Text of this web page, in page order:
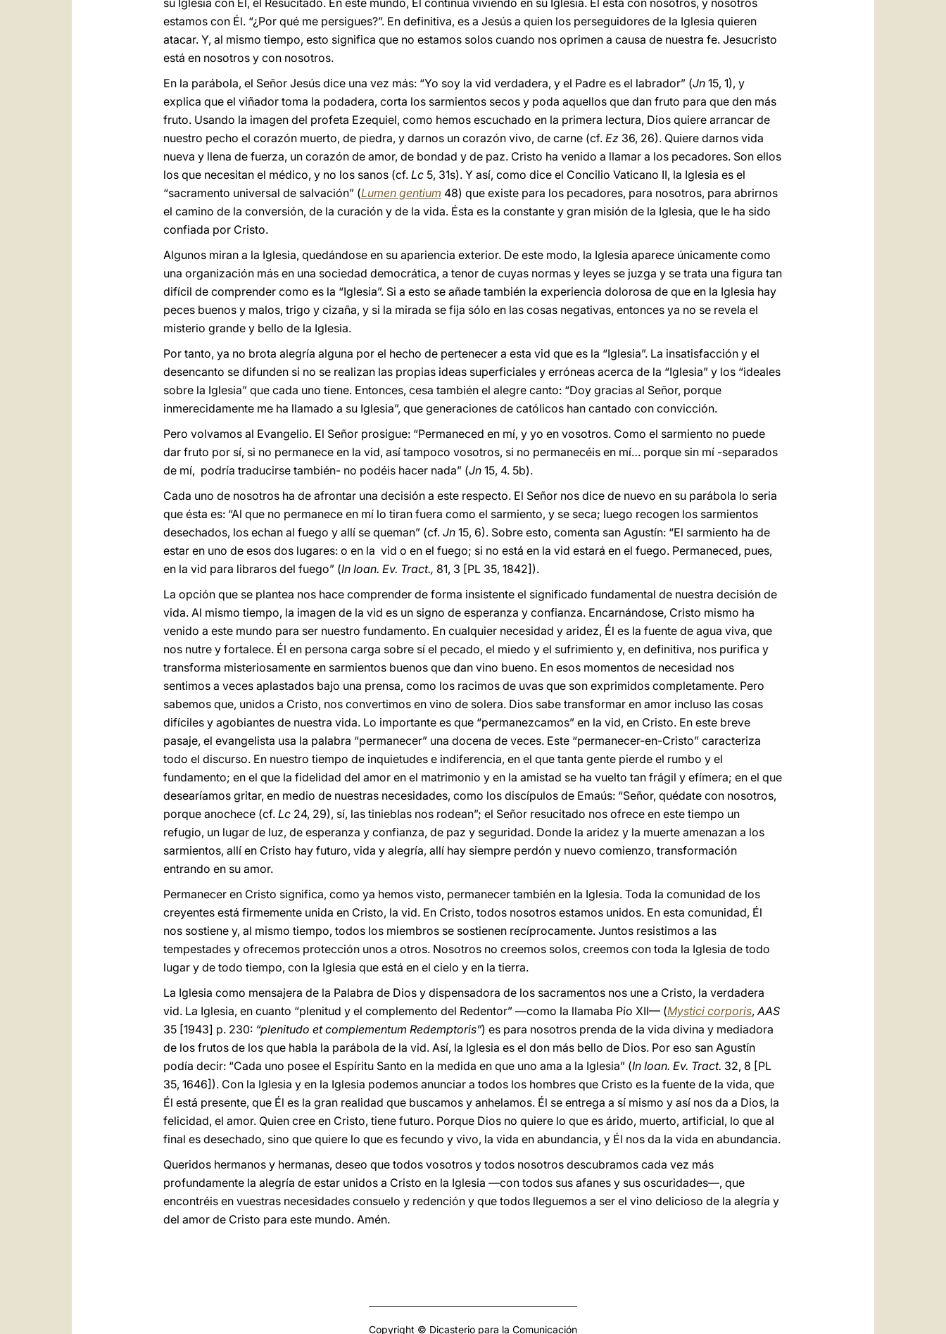
su Iglesia con Él, el Resucitado. En este mundo, Él continúa viviendo en su Iglesia. Él está con nosotros, y nosotros
estamos con Él. “¿Por qué me persigues?”. En definitiva, es a Jesús a quien los perseguidores de la Iglesia quieren
atacar. Y, al mismo tiempo, esto significa que no estamos solos cuando nos oprimen a causa de nuestra fe. Jesucristo
está en nosotros y con nosotros.
En la parábola, el Señor Jesús dice una vez más: “Yo soy la vid verdadera, y el Padre es el labrador” (Jn 15, 1), y
explica que el viñador toma la podadera, corta los sarmientos secos y poda aquellos que dan fruto para que den más
fruto. Usando la imagen del profeta Ezequiel, como hemos escuchado en la primera lectura, Dios quiere arrancar de
nuestro pecho el corazón muerto, de piedra, y darnos un corazón vivo, de carne (cf. Ez 36, 26). Quiere darnos vida
nueva y llena de fuerza, un corazón de amor, de bondad y de paz. Cristo ha venido a llamar a los pecadores. Son ellos
los que necesitan el médico, y no los sanos (cf. Lc 5, 31s). Y así, como dice el Concilio Vaticano II, la Iglesia es el
“sacramento universal de salvación” (Lumen gentium 48) que existe para los pecadores, para nosotros, para abrirnos
el camino de la conversión, de la curación y de la vida. Ésta es la constante y gran misión de la Iglesia, que le ha sido
confiada por Cristo.
Algunos miran a la Iglesia, quedándose en su apariencia exterior. De este modo, la Iglesia aparece únicamente como
una organización más en una sociedad democrática, a tenor de cuyas normas y leyes se juzga y se trata una figura tan
difícil de comprender como es la “Iglesia”. Si a esto se añade también la experiencia dolorosa de que en la Iglesia hay
peces buenos y malos, trigo y cizaña, y si la mirada se fija sólo en las cosas negativas, entonces ya no se revela el
misterio grande y bello de la Iglesia.
Por tanto, ya no brota alegría alguna por el hecho de pertenecer a esta vid que es la “Iglesia”. La insatisfacción y el
desencanto se difunden si no se realizan las propias ideas superficiales y erróneas acerca de la “Iglesia” y los “ideales
sobre la Iglesia” que cada uno tiene. Entonces, cesa también el alegre canto: “Doy gracias al Señor, porque
inmerecidamente me ha llamado a su Iglesia”, que generaciones de católicos han cantado con convicción.
Pero volvamos al Evangelio. El Señor prosigue: “Permaneced en mí, y yo en vosotros. Como el sarmiento no puede
dar fruto por sí, si no permanece en la vid, así tampoco vosotros, si no permanecéis en mí… porque sin mí -separados
de mí, podría traducirse también- no podéis hacer nada” (Jn 15, 4. 5b).
Cada uno de nosotros ha de afrontar una decisión a este respecto. El Señor nos dice de nuevo en su parábola lo seria
que ésta es: “Al que no permanece en mí lo tiran fuera como el sarmiento, y se seca; luego recogen los sarmientos
desechados, los echan al fuego y allí se queman” (cf. Jn 15, 6). Sobre esto, comenta san Agustín: “El sarmiento ha de
estar en uno de esos dos lugares: o en la vid o en el fuego; si no está en la vid estará en el fuego. Permaneced, pues,
en la vid para libraros del fuego” (In Ioan. Ev. Tract., 81, 3 [PL 35, 1842]).
La opción que se plantea nos hace comprender de forma insistente el significado fundamental de nuestra decisión de
vida. Al mismo tiempo, la imagen de la vid es un signo de esperanza y confianza. Encarnándose, Cristo mismo ha
venido a este mundo para ser nuestro fundamento. En cualquier necesidad y aridez, Él es la fuente de agua viva, que
nos nutre y fortalece. Él en persona carga sobre sí el pecado, el miedo y el sufrimiento y, en definitiva, nos purifica y
transforma misteriosamente en sarmientos buenos que dan vino bueno. En esos momentos de necesidad nos
sentimos a veces aplastados bajo una prensa, como los racimos de uvas que son exprimidos completamente. Pero
sabemos que, unidos a Cristo, nos convertimos en vino de solera. Dios sabe transformar en amor incluso las cosas
difíciles y agobiantes de nuestra vida. Lo importante es que “permanezcamos” en la vid, en Cristo. En este breve
pasaje, el evangelista usa la palabra “permanecer” una docena de veces. Este “permanecer-en-Cristo” caracteriza
todo el discurso. En nuestro tiempo de inquietudes e indiferencia, en el que tanta gente pierde el rumbo y el
fundamento; en el que la fidelidad del amor en el matrimonio y en la amistad se ha vuelto tan frágil y efímera; en el que
desearíamos gritar, en medio de nuestras necesidades, como los discípulos de Emaús: “Señor, quédate con nosotros,
porque anochece (cf. Lc 24, 29), sí, las tinieblas nos rodean”; el Señor resucitado nos ofrece en este tiempo un
refugio, un lugar de luz, de esperanza y confianza, de paz y seguridad. Donde la aridez y la muerte amenazan a los
sarmientos, allí en Cristo hay futuro, vida y alegría, allí hay siempre perdón y nuevo comienzo, transformación
entrando en su amor.
Permanecer en Cristo significa, como ya hemos visto, permanecer también en la Iglesia. Toda la comunidad de los
creyentes está firmemente unida en Cristo, la vid. En Cristo, todos nosotros estamos unidos. En esta comunidad, Él
nos sostiene y, al mismo tiempo, todos los miembros se sostienen recíprocamente. Juntos resistimos a las
tempestades y ofrecemos protección unos a otros. Nosotros no creemos solos, creemos con toda la Iglesia de todo
lugar y de todo tiempo, con la Iglesia que está en el cielo y en la tierra.
La Iglesia como mensajera de la Palabra de Dios y dispensadora de los sacramentos nos une a Cristo, la verdadera
vid. La Iglesia, en cuanto “plenitud y el complemento del Redentor” —como la llamaba Pío XII— (Mystici corporis,AAS
35 [1943] p. 230: “plenitudo et complementum Redemptoris”) es para nosotros prenda de la vida divina y mediadora
de los frutos de los que habla la parábola de la vid. Así, la Iglesia es el don más bello de Dios. Por eso san Agustín
podía decir: “Cada uno posee el Espíritu Santo en la medida en que uno ama a la Iglesia” (In Ioan. Ev. Tract. 32, 8 [PL
35, 1646]). Con la Iglesia y en la Iglesia podemos anunciar a todos los hombres que Cristo es la fuente de la vida, que
Él está presente, que Él es la gran realidad que buscamos y anhelamos. Él se entrega a sí mismo y así nos da a Dios, la
felicidad, el amor. Quien cree en Cristo, tiene futuro. Porque Dios no quiere lo que es árido, muerto, artificial, lo que al
final es desechado, sino que quiere lo que es fecundo y vivo, la vida en abundancia, y Él nos da la vida en abundancia.
Queridos hermanos y hermanas, deseo que todos vosotros y todos nosotros descubramos cada vez más
profundamente la alegría de estar unidos a Cristo en la Iglesia —con todos sus afanes y sus oscuridades—, que
encontréis en vuestras necesidades consuelo y redención y que todos lleguemos a ser el vino delicioso de la alegría y
del amor de Cristo para este mundo. Amén.
Copyright © Dicasterio para la Comunicación